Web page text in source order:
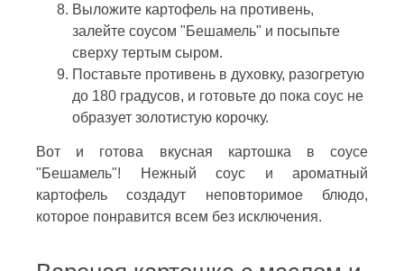
Выложите картофель на противень,
залейте соусом "Бешамель" и посыпьте
сверху тертым сыром.
Поставьте противень в духовку, разогретую
до 180 градусов, и готовьте до пока соус не
образует золотистую корочку.
Вот и готова вкусная картошка в соусе
"Бешамель"! Нежный соус и ароматный
картофель создадут неповторимое блюдо,
которое понравится всем без исключения.